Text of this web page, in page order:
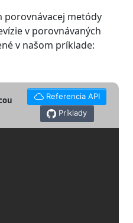
porovnávacej metódy
v porovnávaných
v našom príklade:
Referencia API
Príklady